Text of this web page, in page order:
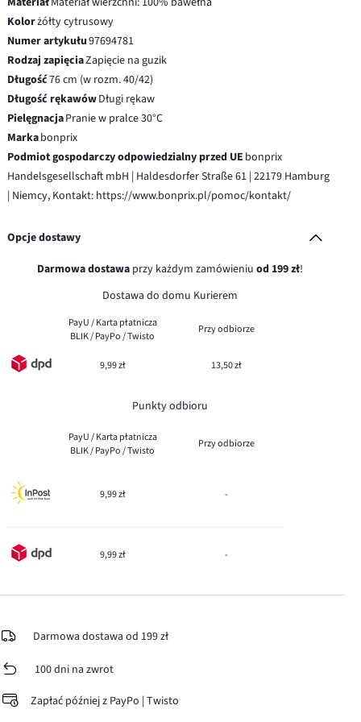
Kolorżółty cytrusowy
Numer artykułu97694781
Rodzaj zapięciaZapięcie na guzik
Długość76 cm (w rozm. 40/42)
Długość rękawówDługi rękaw
PielęgnacjaPranie w pralce 30°C
Markabonprix
Podmiot gospodarczy odpowiedzialny przed UE bonprix
Handelsgesellschaft mbH | Haldesdorfer Straße 61 | 22179 Hamburg
| Niemcy, Kontakt: https://www.bonprix.pl/pomoc/kontakt/
Opcje dostawy
Darmowa dostawaprzy każdym zamówieniu od 199 zł!
Dostawa do domu Kurierem
PayU / Karta płatnicza
BLIK / PayPo / Twisto
Przy odbiorze
9,99 zł 13,50 zł
Punkty odbioru
PayU / Karta płatnicza
BLIK / PayPo / Twisto
Przy odbiorze
9,99 zł -
9,99 zł -
Darmowa dostawa od 199 zł
100 dni na zwrot
Zapłać później z PayPo | Twisto